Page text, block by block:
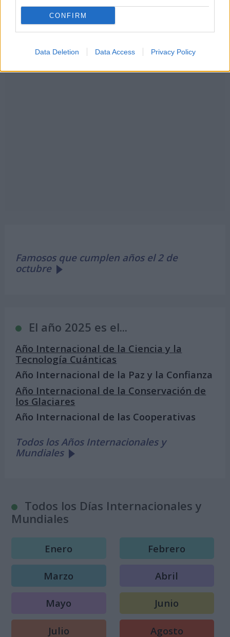
CONFIRM
Data Deletion Data Access Privacy Policy
Famosos que cumplen años el 2 de
octubre
El año 2025 es el...
Año Internacional de la Ciencia y la
Tecnología Cuánticas
Año Internacional de la Paz y la Confianza
Año Internacional de la Conservación de
los Glaciares
Año Internacional de las Cooperativas
Todos los Años Internacionales y
Mundiales
Todos los Días Internacionales y
Mundiales
Enero Febrero
Marzo Abril
Mayo Junio
Julio Agosto